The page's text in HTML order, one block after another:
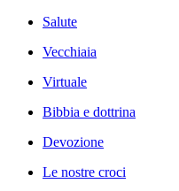
Salute
Vecchiaia
Virtuale
Bibbia e dottrina
Devozione
Le nostre croci